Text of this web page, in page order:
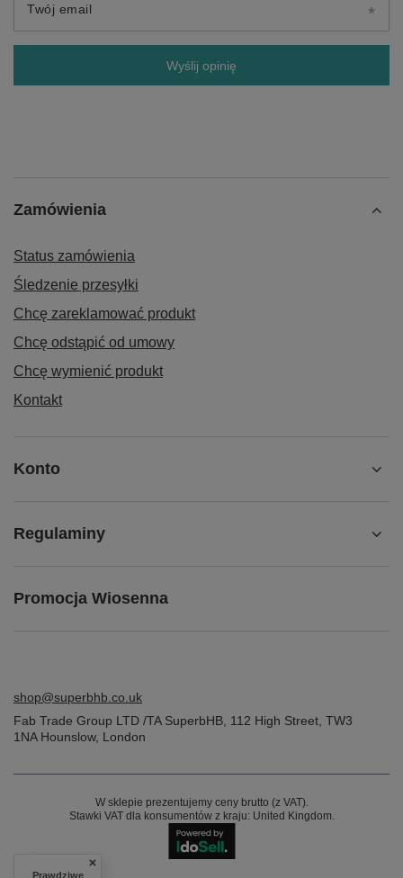
Twój email
Wyślij opinię
Zamówienia
Status zamówienia
Śledzenie przesyłki
Chcę zareklamować produkt
Chcę odstąpić od umowy
Chcę wymienić produkt
Kontakt
Konto
Regulaminy
Promocja Wiosenna
shop@superbhb.co.uk
Fab Trade Group LTD /TA SuperbHB 112 High Street TW3
1NAHounslow, London
W sklepie prezentujemy ceny brutto (z VAT).
Stawki VAT dla konsumentów z kraju: United Kingdom.
Prawdziwe